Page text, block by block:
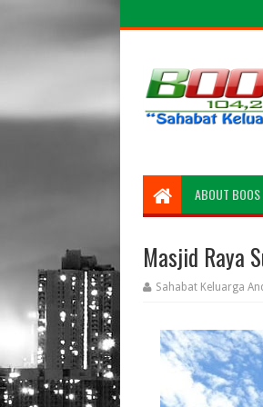
ABOUT
Masjid Raya
Sahabat Keluarga